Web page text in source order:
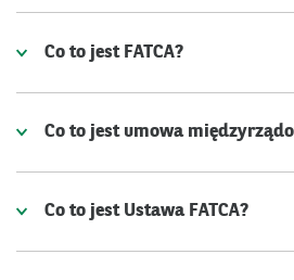
Co to jest FATCA?
Co to jest umowa
Co to jest Ustawa FATCA?